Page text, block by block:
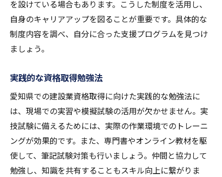
を設けている場合もあります。こうした制度を活用し、
自身のキャリアアップを図ることが重要です。具体的な
制度内容を調べ、自分に合った支援プログラムを見つけ
ましょう。
実践的な資格取得勉強法
愛知県での建設業資格取得に向けた実践的な勉強法に
は、現場での実習や模擬試験の活用が欠かせません。実
技試験に備えるためには、実際の作業環境でのトレーニ
ングが効果的です。また、専門書やオンライン教材を駆
使して、筆記試験対策も行いましょう。仲間と協力して
勉強し、知識を共有することもスキル向上に繋がりま